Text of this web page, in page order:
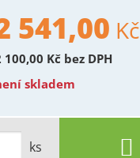
541,00 Kč
100,00 Kč bez DPH
skladem
ks